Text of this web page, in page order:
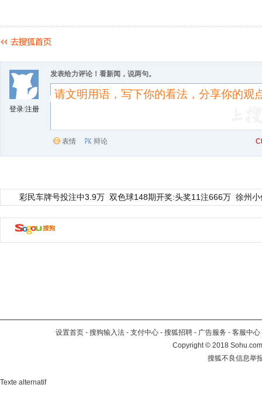
登录/注册
发表给力评论！看新闻，说两句。
表情 辩论
彩民车牌号投注中3.9万 双色球148期开奖:头奖11注666万 徐州
设置首页 - 搜狗输入法 - 支付中心 - 搜狐招聘 - 广告服务 - 客服中心
Copyright©2018
搜狐不良信息举
Texte alternatif